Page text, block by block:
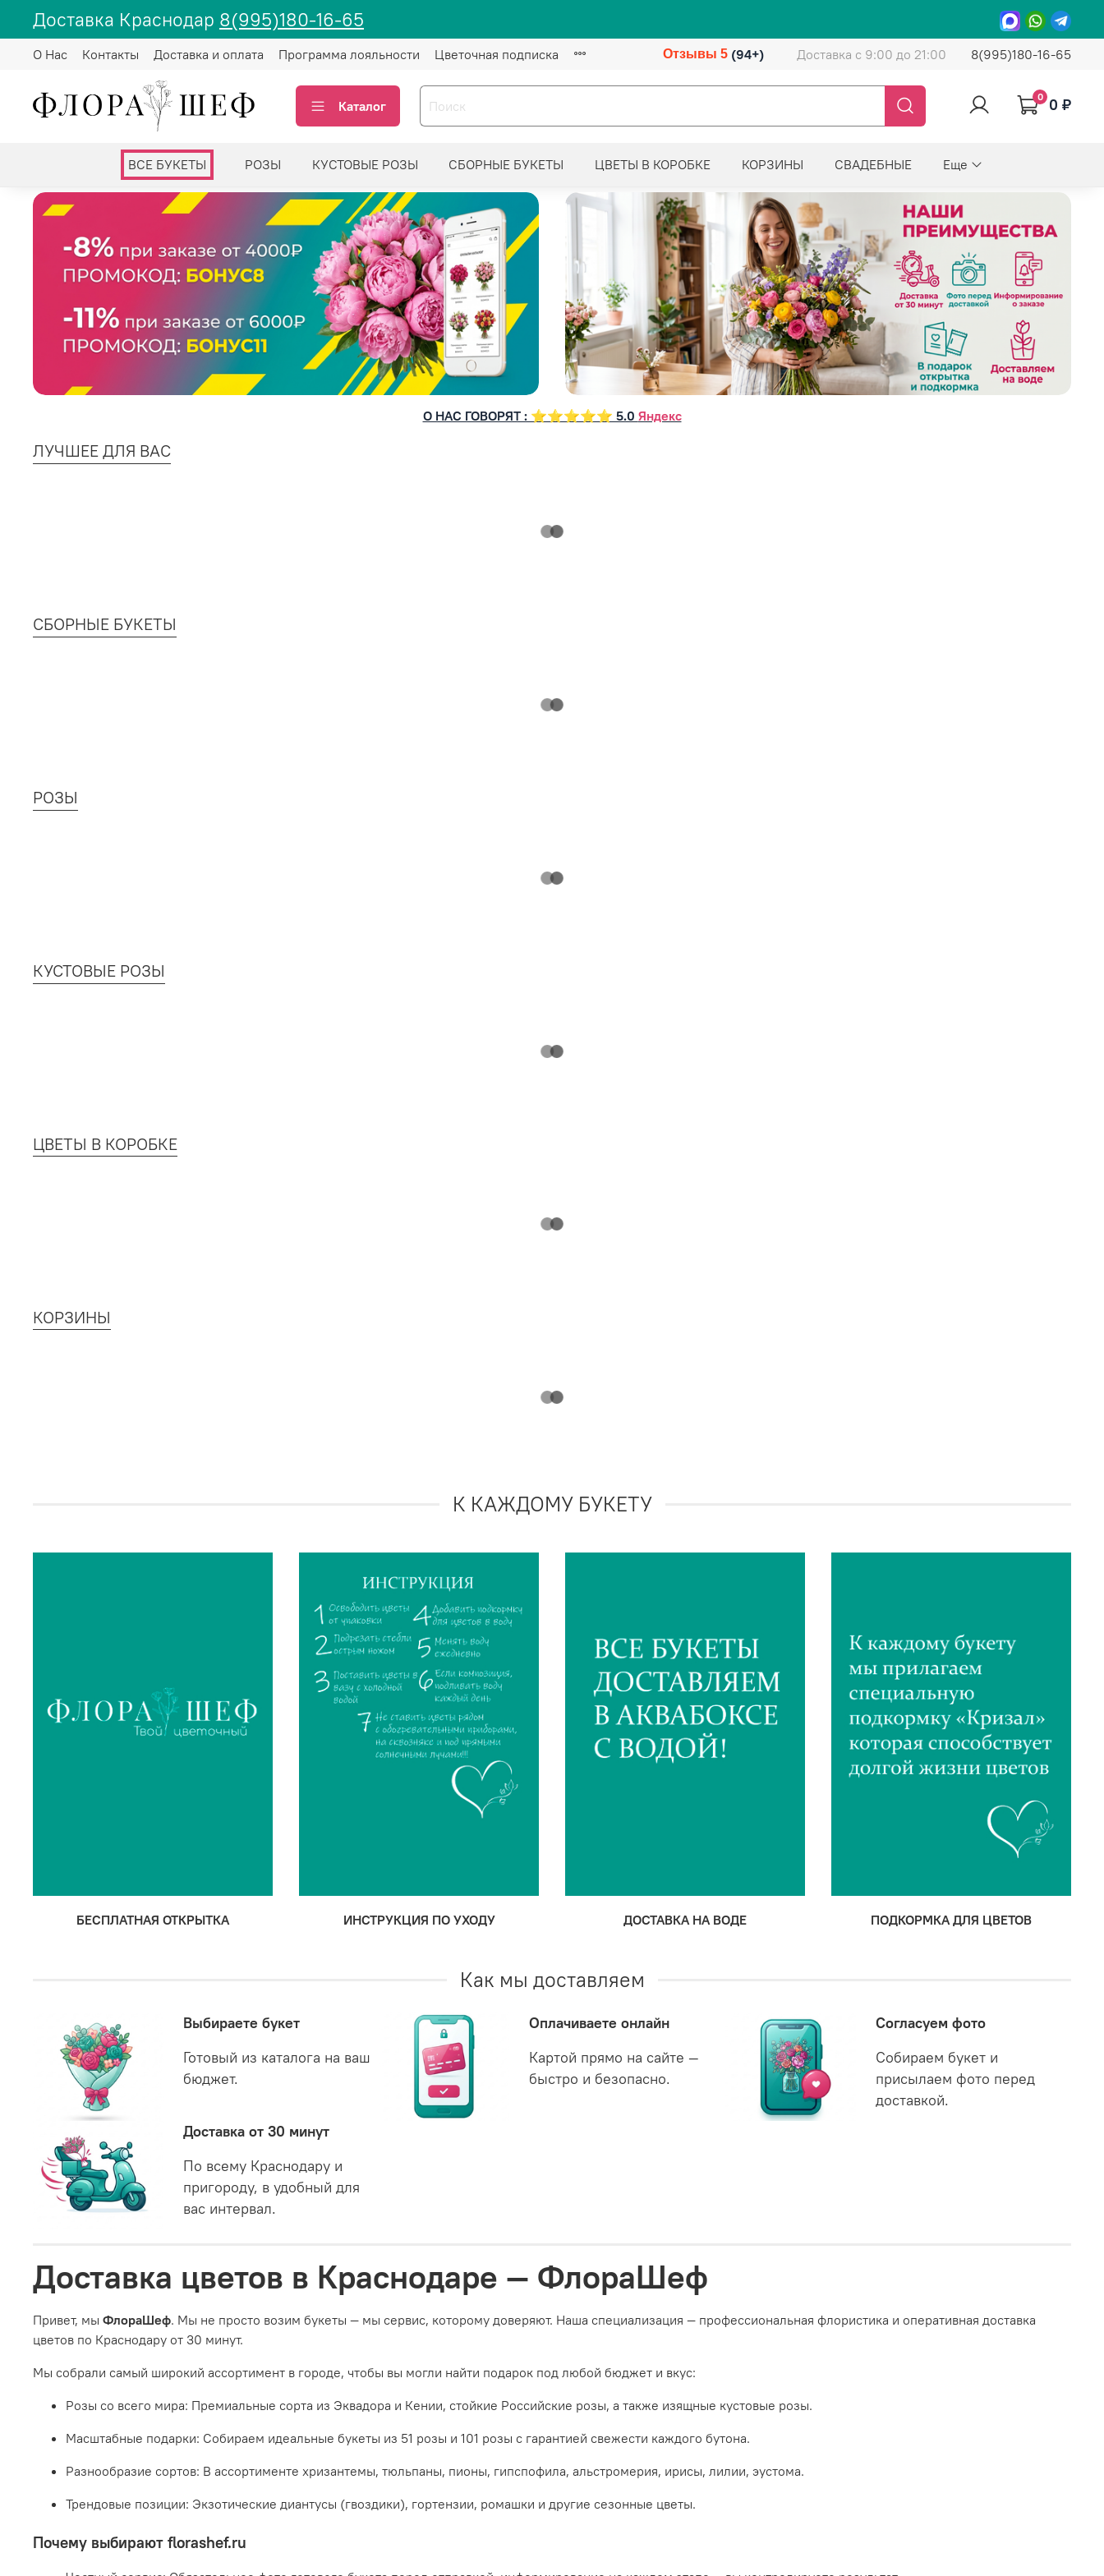
Доставка Краснодар 8(995)180-16-65
О Нас Контакты Доставка и оплата Программа лояльности Цветочная подписка Отзывы 5 (94+) Доставка с 9:00 до 21:00 8(995)180-16-65
Каталог
0 0 ₽
ВСЕ БУКЕТЫ РОЗЫ КУСТОВЫЕ РОЗЫ СБОРНЫЕ БУКЕТЫ ЦВЕТЫ В КОРОБКЕ КОРЗИНЫ СВАДЕБНЫЕ Еще
О НАС ГОВОРЯТ : ⭐⭐⭐⭐⭐ 5.0 Яндекс
ЛУЧШЕЕ ДЛЯ ВАС
СБОРНЫЕ БУКЕТЫ
РОЗЫ
КУСТОВЫЕ РОЗЫ
ЦВЕТЫ В КОРОБКЕ
КОРЗИНЫ
К КАЖДОМУ БУКЕТУ
БЕСПЛАТНАЯ ОТКРЫТКА ИНСТРУКЦИЯ ПО УХОДУ ДОСТАВКА НА ВОДЕ ПОДКОРМКА ДЛЯ ЦВЕТОВ
Как мы доставляем
Выбираете букет
Готовый из каталога на ваш
бюджет.
Оплачиваете онлайн
Картой прямо на сайте —
быстро и безопасно.
Согласуем фото
Собираем букет и
присылаем фото перед
доставкой.
Доставка от 30 минут
По всему Краснодару и
пригороду, в удобный для
вас интервал.
Доставка цветов в Краснодаре — ФлораШеф
Привет, мы ФлораШеф. Мы не просто возим букеты — мы сервис, которому доверяют. Наша специализация — профессиональная флористика и оперативная доставка
цветов по Краснодару от 30 минут.
Мы собрали самый широкий ассортимент в городе, чтобы вы могли найти подарок под любой бюджет и вкус:
Розы со всего мира: Премиальные сорта из Эквадора и Кении, стойкие Российские розы, а также изящные кустовые розы.
Масштабные подарки: Собираем идеальные букеты из 51 розы и 101 розы с гарантией свежести каждого бутона.
Разнообразие сортов: В ассортименте хризантемы, тюльпаны, пионы, гипспофила, альстромерия, ирисы, лилии, эустома.
Трендовые позиции: Экзотические диантусы (гвоздики), гортензии, ромашки и другие сезонные цветы.
Почему выбирают florashef.ru